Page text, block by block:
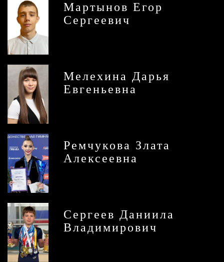
Мартынов Егор
Сергеевич
Мелехина Дарья
Евгеньевна
Ремчукова Злата
Алексеевна
Сергеев Даниила
Владимирович